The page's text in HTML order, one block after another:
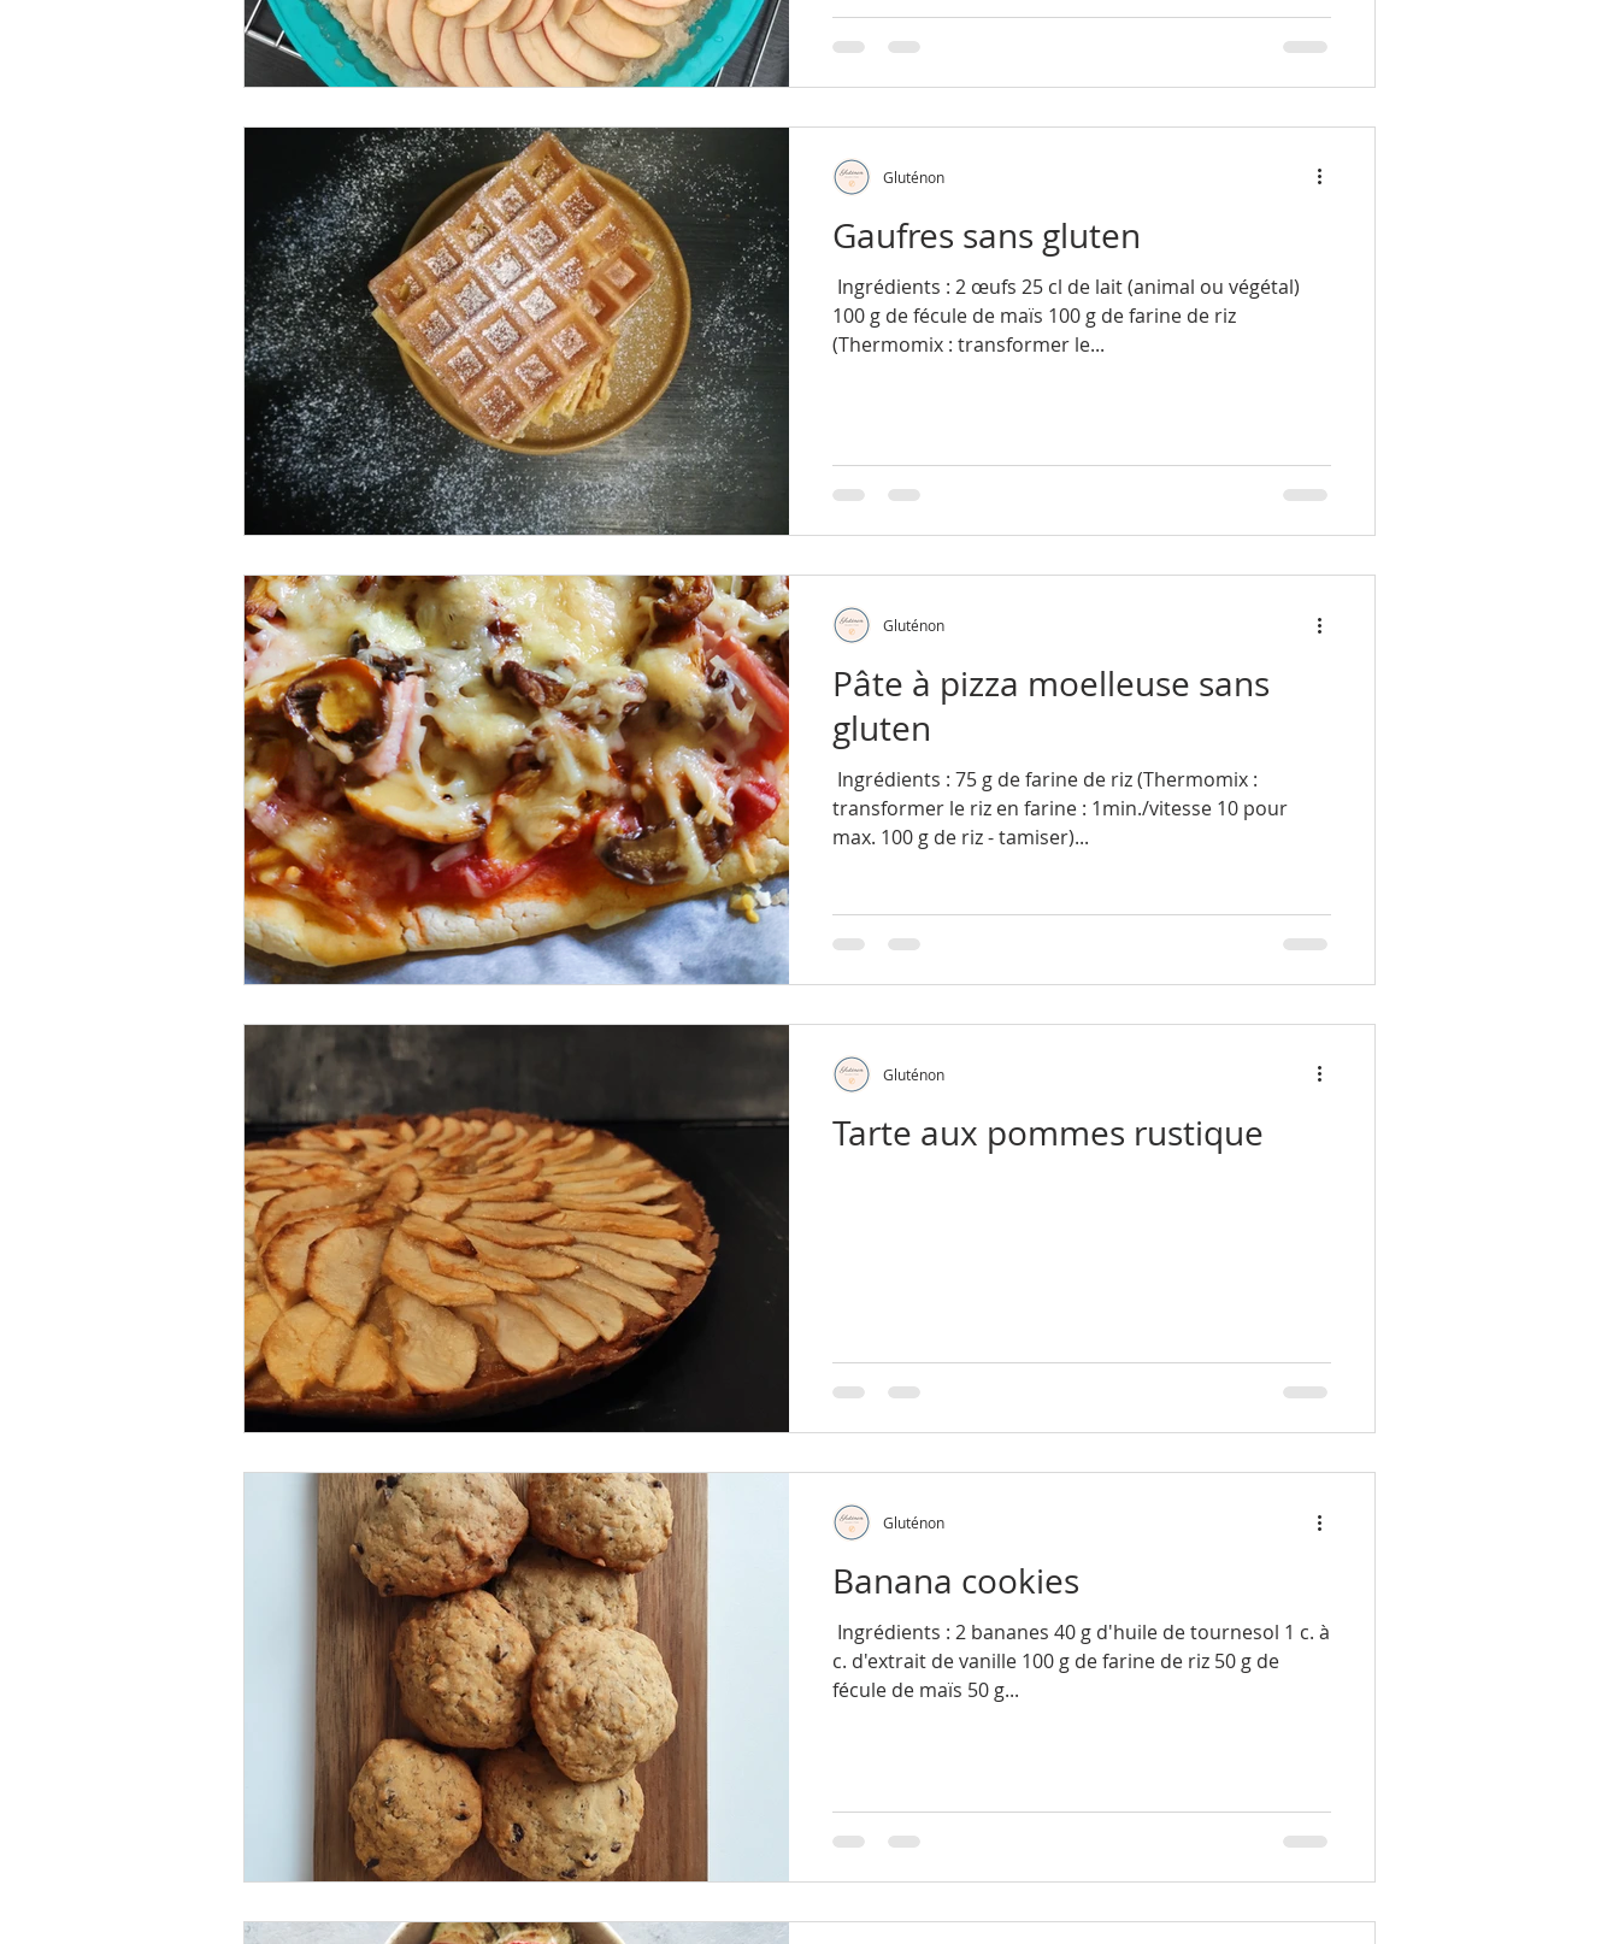
Gaufres sans gluten
​​​​​ Ingrédients : 2 œufs 25 cl de lait (animal ou végétal)
100 g de fécule de maïs 100 g de farine de riz
(Thermomix : transformer le...
Gluténon
Pâte à pizza moelleuse sans
gluten
​​​​ Ingrédients : 75 g de farine de riz (Thermomix :
transformer le riz en farine : 1min./vitesse 10 pour
max. 100 g de riz - tamiser)...
Gluténon
Tarte aux pommes rustique
Gluténon
Banana cookies
​​​​ Ingrédients : 2 bananes 40 g d'huile de tournesol 1 c. à
c. d'extrait de vanille 100 g de farine de riz 50 g de
fécule de maïs 50 g...
Gluténon